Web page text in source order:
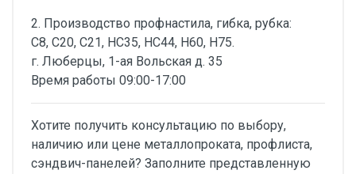
2. Производство профнастила, гибка, рубка:
С8, С20, С21, НС35, НС44, Н60, Н75.
г. Люберцы, 1-ая Вольская д. 35
Время работы 09:00-17:00
Хотите получить консультацию по выбору,
наличию или цене металлопроката, профлиста,
сэндвич-панелей? Заполните представленную